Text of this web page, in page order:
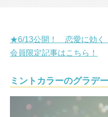
★6/13公開！ 恋愛に効く
会員限定記事はこちら！
ミントカラーのグラデ